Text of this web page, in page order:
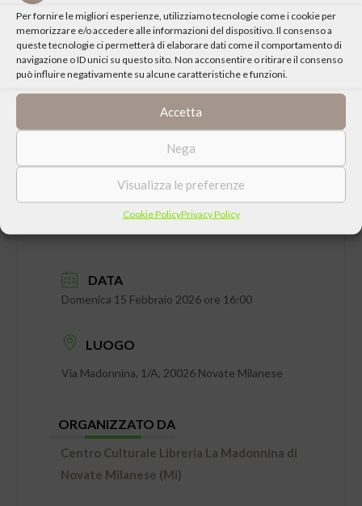
Per fornire le migliori esperienze, utilizziamo tecnologie come i cookie per
memorizzare e/o accedere alle informazioni del dispositivo. Il consenso a
queste tecnologie ci permetterà di elaborare dati come il comportamento di
navigazione o ID unici su questo sito. Non acconsentire o ritirare il consenso
può influire negativamente su alcune caratteristiche e funzioni.
Accetta
Nega
Visualizza le preferenze
Cookie PolicyPrivacy Policy
CONDIVIDI QUESTO EVENTO
DATA
Domenica 15 Febbraio 2026 ore 16:00
LUOGO
Via Madonnina, 1/A, 20026 Novate Milanese
ORGANIZZATO DA
Centro Culturale Libreria La Madonnina di
Novate Milanese (Mi)